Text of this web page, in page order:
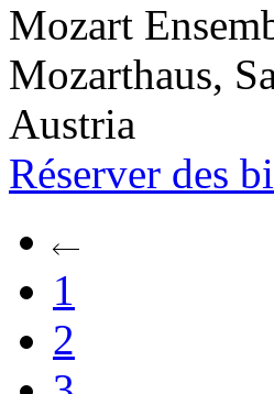
Mozart
Mozarthaus,
Austria
Réserver des
1
2